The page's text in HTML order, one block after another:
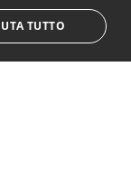
e
TUTTO